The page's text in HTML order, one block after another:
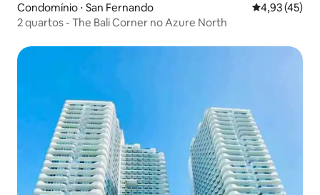
Condomínio ⋅ San Fernando 4,93 de uma
4,93 (45)
2 quartos - The Bali Corner no Azure North